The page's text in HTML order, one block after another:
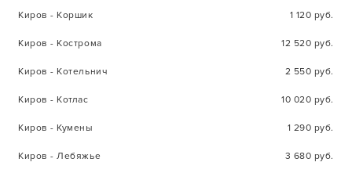
Киров - Коршик 1 120 руб.
Киров - Кострома 12 520 руб.
Киров - Котельнич 2 550 руб.
Киров - Котлас 10 020 руб.
Киров - Кумены 1 290 руб.
Киров - Лебяжье 3 680 руб.